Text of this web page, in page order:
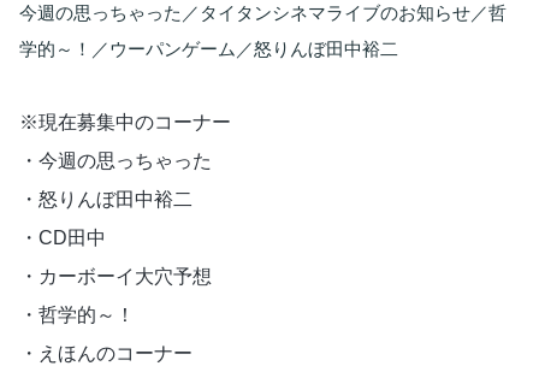
今週の思っちゃった／タイタンシネマライブのお知らせ／哲
学的～！／ウーパンゲーム／怒りんぼ田中裕二
※現在募集中のコーナー
・今週の思っちゃった
・怒りんぼ田中裕二
・CD田中
・カーボーイ大穴予想
・哲学的～！
・えほんのコーナー